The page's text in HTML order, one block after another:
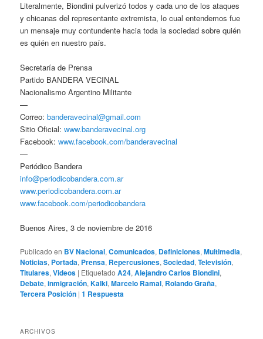
Literalmente, Biondini pulverizó todos y cada uno de los ataques
y chicanas del representante extremista, lo cual entendemos fue
un mensaje muy contundente hacia toda la sociedad sobre quién
es quién en nuestro país.
Secretaría de Prensa
Partido BANDERA VECINAL
Nacionalismo Argentino Militante
—
Correo:banderavecinal@gmail.com
Sitio Oficial:www.banderavecinal.org
Facebook:www.facebook.com/banderavecinal
—
Periódico Bandera
info@periodicobandera.com.ar
www.periodicobandera.com.ar
www.facebook.com/periodicobandera
Buenos Aires, 3 de noviembre de 2016
Publicado en BV Nacional,Comunicados, Definiciones,Multimedia,
Noticias, Portada, Prensa, Repercusiones,Sociedad,Televisión,
Titulares,Videos | Etiquetado A24,Alejandro Carlos Biondini,
Debate,inmigración,Kalki,Marcelo Ramal, Rolando Graña,
Tercera Posición |1 Respuesta
ARCHIVOS